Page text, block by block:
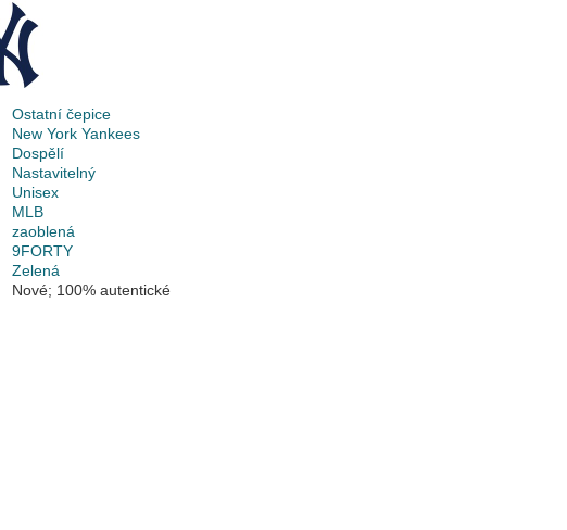
Ostatní čepice
New York Yankees
Dospělí
Nastavitelný
Unisex
MLB
zaoblená
9FORTY
Zelená
Nové; 100% autentické